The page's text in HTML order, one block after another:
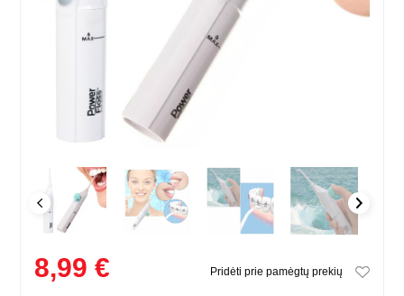
8,99 € Pridėti prie pamėgtų prekių